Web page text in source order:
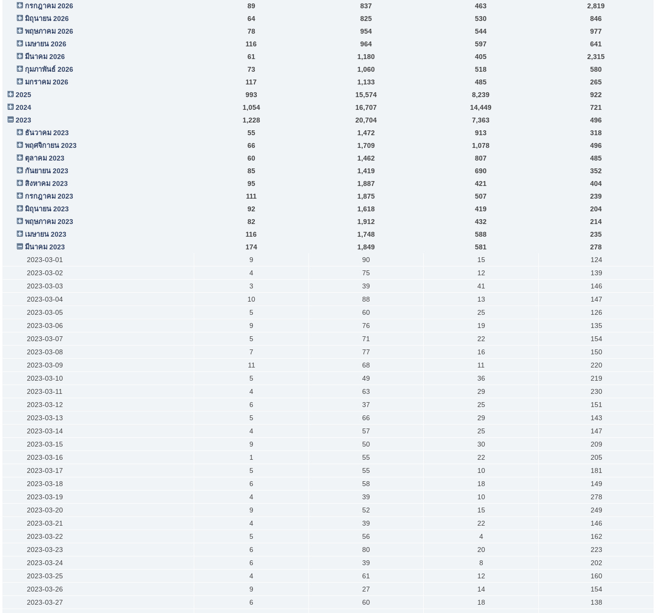
กรกฎาคม 2026
89 837 463
2,819
มิถุนายน 2026
64 825 530
846
พฤษภาคม 2026
78 954 544
977
เมษายน 2026
116 964 597
641
มีนาคม 2026
61 1,180 405
2,315
กุมภาพันธ์ 2026
73 1,060 518
580
มกราคม 2026
117 1,133 485
265
2025
993 15,574 8,239
922
2024
1,054 16,707 14,449
721
2023
1,228 20,704 7,363
496
ธันวาคม 2023
55 1,472 913
318
พฤศจิกายน 2023
66 1,709 1,078
496
ตุลาคม 2023
60 1,462 807
485
กันยายน 2023
85 1,419 690
352
สิงหาคม 2023
95 1,887 421
404
กรกฎาคม 2023
111 1,875 507
239
มิถุนายน 2023
92 1,618 419
204
พฤษภาคม 2023
82 1,912 432
214
เมษายน 2023
116 1,748 588
235
มีนาคม 2023
174 1,849 581
278
2023-03-01
9 90 15
124
2023-03-02
4 75 12
139
2023-03-03
3 39 41
146
2023-03-04
10 88 13
147
2023-03-05
5 60 25
126
2023-03-06
9 76 19
135
2023-03-07
5 71 22
154
2023-03-08
7 77 16
150
2023-03-09
11 68 11
220
2023-03-10
5 49 36
219
2023-03-11
4 63 29
230
2023-03-12
6 37 25
151
2023-03-13
5 66 29
143
2023-03-14
4 57 25
147
2023-03-15
9 50 30
209
2023-03-16
1 55 22
205
2023-03-17
5 55 10
181
2023-03-18
6 58 18
149
2023-03-19
4 39 10
278
2023-03-20
9 52 15
249
2023-03-21
4 39 22
146
2023-03-22
5 56 4
162
2023-03-23
6 80 20
223
2023-03-24
6 39 8
202
2023-03-25
4 61 12
160
2023-03-26
9 27 14
154
2023-03-27
6 60 18
138